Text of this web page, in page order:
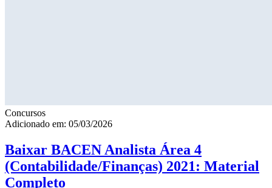
Concursos
Adicionado em: 05/03/2026
Baixar BACEN Analista Área 4
(Contabilidade/Finanças) 2021: Material
Completo